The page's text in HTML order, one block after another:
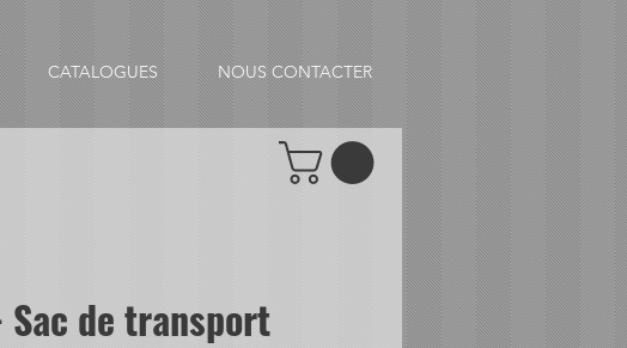
CATALOGUES NOUS CONTACTER
Sac de transport